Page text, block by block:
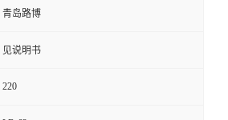
青岛路博
见说明书
220